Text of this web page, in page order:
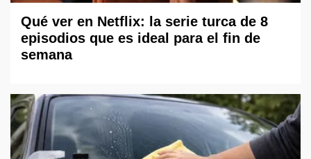
Qué ver en Netflix: la serie turca de 8
episodios que es ideal para el fin de
semana